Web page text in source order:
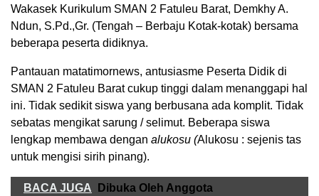
Wakasek Kurikulum SMAN 2 Fatuleu Barat, Demkhy A.
Ndun, S.Pd.,Gr. (Tengah – Berbaju Kotak-kotak) bersama
beberapa peserta didiknya.
Pantauan matatimornews, antusiasme Peserta Didik di
SMAN 2 Fatuleu Barat cukup tinggi dalam menanggapi hal
ini. Tidak sedikit siswa yang berbusana ada komplit. Tidak
sebatas mengikat sarung / selimut. Beberapa siswa
lengkap membawa dengan alukosu (Alukosu : sejenis tas
untuk mengisi sirih pinang).
BACA JUGA
Dibuka Oleh Anggota